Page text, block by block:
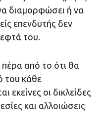
διαμορφώσει ή να
επενδυτής δεν
του.
από το ότι θα
του κάθε
εκείνες οι δικλείδες
και αλλοιώσεις